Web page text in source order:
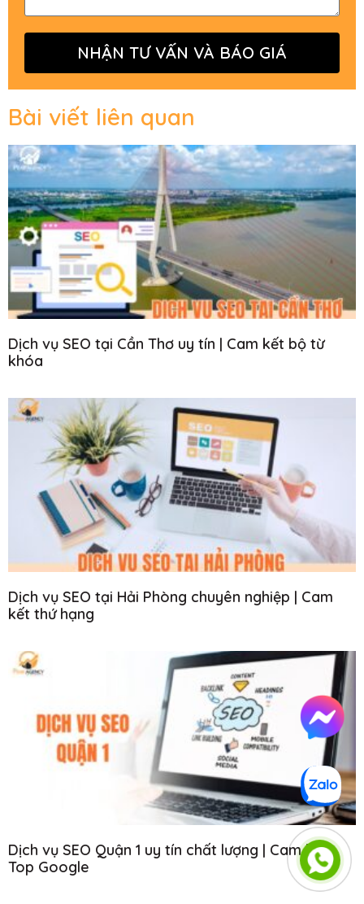
NHẬN TƯ VẤN VÀ BÁO GIÁ
Bài viết liên quan
Dịch vụ SEO tại Cần Thơ uy tín | Cam kết bộ từ
khóa
Dịch vụ SEO tại Hải Phòng chuyên nghiệp | Cam
kết thứ hạng
Dịch vụ SEO Quận 1 uy tín chất lượng | Cam kết
Top Google